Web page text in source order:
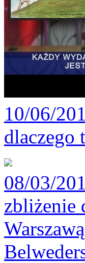
10/06/
dlaczego
08/03/
zbliżenie